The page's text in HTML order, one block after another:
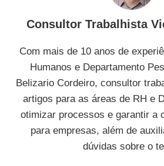
Consultor Trabalhista
Com mais de 10 anos de
Humanos e Departamento
Belizario Cordeiro, consultor
artigos para as áreas de RH e
otimizar processos e garantir a
para empresas, além de
dúvidas sobre o